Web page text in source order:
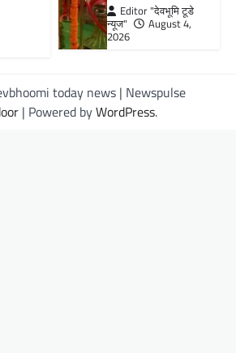
Editor "देवभूमि टूडे
न्यूज"
August 4,
2026
today news | Newspulse
| Powered byWordPress.